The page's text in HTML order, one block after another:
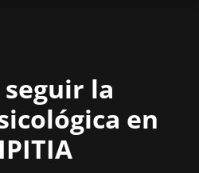
seguir la
en